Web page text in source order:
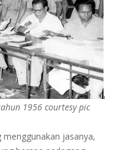
1956 courtesy pic
menggunakan jasanya,